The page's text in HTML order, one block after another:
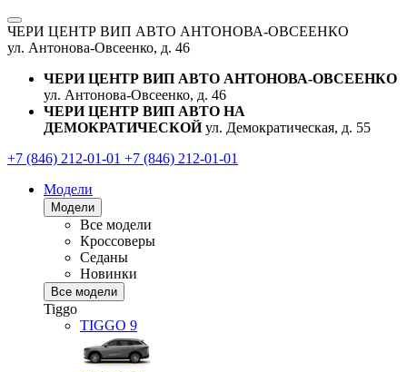
ЧЕРИ ЦЕНТР ВИП АВТО АНТОНОВА-ОВСЕЕНКО
ул. Антонова-Овсеенко, д. 46
ЧЕРИ ЦЕНТР ВИП АВТО АНТОНОВА-ОВСЕЕНКО
ул. Антонова-Овсеенко, д. 46
ЧЕРИ ЦЕНТР ВИП АВТО НА
ДЕМОКРАТИЧЕСКОЙ ул. Демократическая, д. 55
+7 (846) 212-01-01 +7 (846) 212-01-01
Модели
Модели
Все модели
Кроссоверы
Седаны
Новинки
Все модели
Tiggo
TIGGO 9